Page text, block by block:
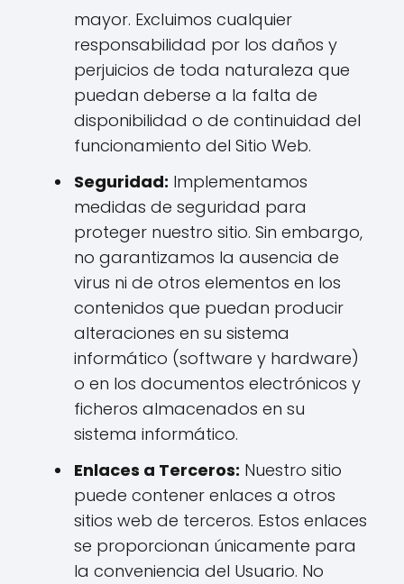
mayor. Excluimos cualquier
responsabilidad por los daños y
perjuicios de toda naturaleza que
puedan deberse a la falta de
disponibilidad o de continuidad del
funcionamiento del Sitio Web.
Seguridad: Implementamos
medidas de seguridad para
proteger nuestro sitio. Sin embargo,
no garantizamos la ausencia de
virus ni de otros elementos en los
contenidos que puedan producir
alteraciones en su sistema
informático (software y hardware)
o en los documentos electrónicos y
ficheros almacenados en su
sistema informático.
Enlaces a Terceros: Nuestro sitio
puede contener enlaces a otros
sitios web de terceros. Estos enlaces
se proporcionan únicamente para
la conveniencia del Usuario. No